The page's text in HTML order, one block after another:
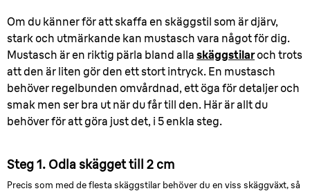
Om du känner för att skaffa en skäggstil som är djärv,
stark och utmärkande kan mustasch vara något för dig.
Mustasch är en riktig pärla bland alla skäggstilaroch trots
att den är liten gör den ett stort intryck. En mustasch
behöver regelbunden omvårdnad, ett öga för detaljer och
smak men ser bra ut när du får till den. Här är allt du
behöver för att göra just det, i 5 enkla steg.
Steg 1. Odla skägget till 2 cm
Precis som med de flesta skäggstilar behöver du en viss skäggväxt, så